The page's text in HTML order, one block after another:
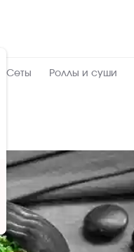
Сеты Роллы и суши